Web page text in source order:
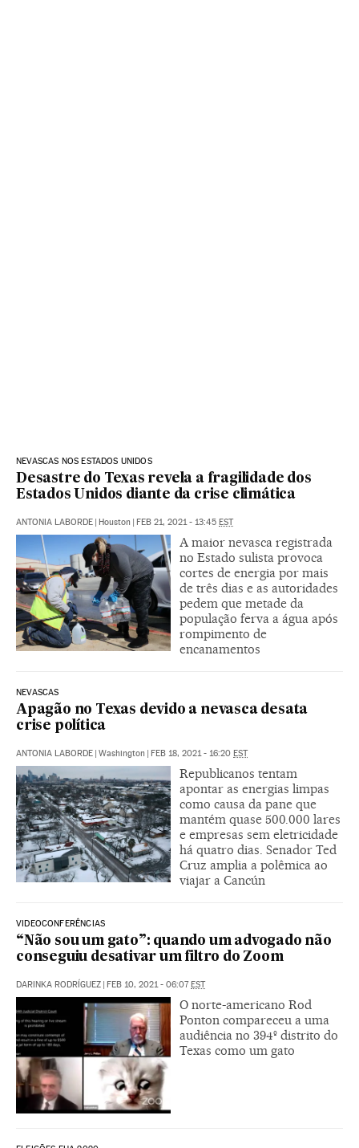
NEVASCAS NOS ESTADOS UNIDOS
Desastre do Texas revela a fragilidade dos
Estados Unidos diante da crise climática
ANTONIA LABORDE | Houston | FEB 21, 2021 - 13:45 EST
A maior nevasca registrada
no Estado sulista provoca
cortes de energia por mais
de três dias e as autoridades
pedem que metade da
população ferva a água após
rompimento de
encanamentos
NEVASCAS
Apagão no Texas devido a nevasca desata
crise política
ANTONIA LABORDE | Washington | FEB 18, 2021 - 16:20 EST
Republicanos tentam
apontar as energias limpas
como causa da pane que
mantém quase 500.000 lares
e empresas sem eletricidade
há quatro dias. Senador Ted
Cruz amplia a polêmica ao
viajar a Cancún
VIDEOCONFERÊNCIAS
“Não sou um gato”: quando um advogado não
conseguiu desativar um filtro do Zoom
DARINKA RODRÍGUEZ | FEB 10, 2021 - 06:07EST
O norte-americano Rod
Ponton compareceu a uma
audiência no 394º distrito do
Texas como um gato